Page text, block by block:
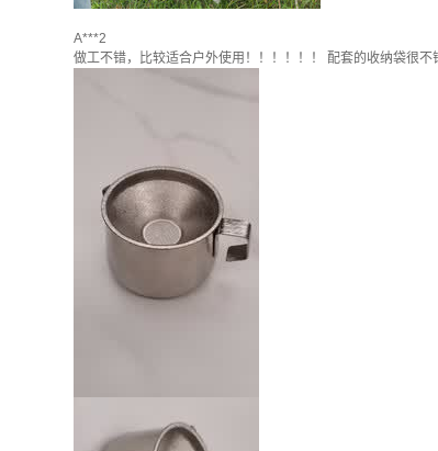
A***2
做工不错，比较适合户外使用！！！！！！ 配套的收纳袋很